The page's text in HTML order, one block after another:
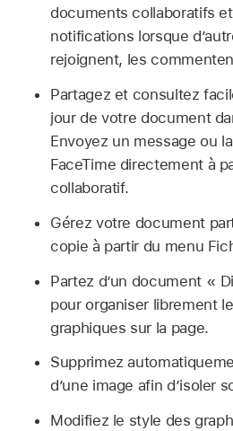
documents collaboratifs
notifications lorsque
rejoignent, les
Partagez et consultez
jour de votre document
Envoyez un message ou
FaceTime directement à
collaboratif.
Gérez votre document
copie à partir du menu
Partez d’un document «
pour organiser librement
graphiques sur la page.
Supprimez
d’une image afin d’isoler
Modifiez le style des